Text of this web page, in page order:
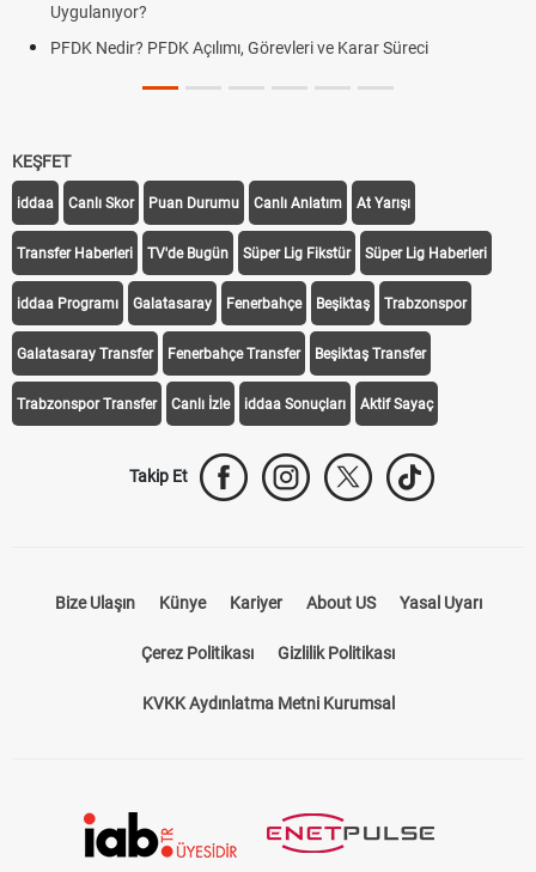
Uygulanıyor?
PFDK Nedir? PFDK Açılımı, Görevleri ve Karar Süreci
KEŞFET
iddaa Canlı Skor Puan Durumu Canlı Anlatım At Yarışı
Transfer Haberleri TV'de Bugün Süper Lig Fikstür Süper Lig Haberleri
iddaa Programı Galatasaray Fenerbahçe Beşiktaş Trabzonspor
Galatasaray Transfer Fenerbahçe Transfer Beşiktaş Transfer
Trabzonspor Transfer Canlı İzle iddaa Sonuçları Aktif Sayaç
Takip Et
Bize Ulaşın Künye Kariyer About US Yasal Uyarı
Çerez Politikası Gizlilik Politikası
KVKK Aydınlatma Metni Kurumsal